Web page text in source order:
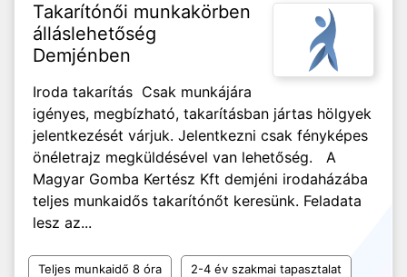
Takarítónői munkakörben
álláslehetőség
Demjénben
Iroda takarítás Csak munkájára
igényes, megbízható, takarításban jártas hölgyek
jelentkezését várjuk. Jelentkezni csak fényképes
önéletrajz megküldésével van lehetőség. A
Magyar Gomba Kertész Kft demjéni irodaházába
teljes munkaidős takarítónőt keresünk. Feladata
lesz az...
Teljes munkaidő 8 óra 2-4 év szakmai tapasztalat